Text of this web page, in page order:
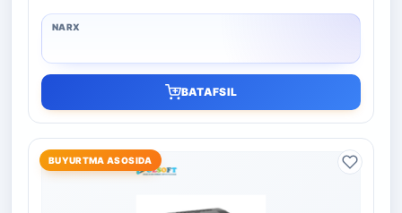
BATAFSIL
BUYURTMA ASOSIDA